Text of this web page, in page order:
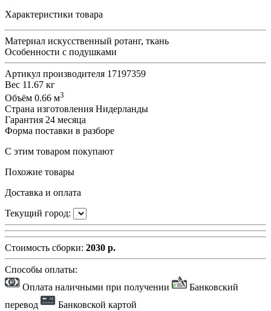
Характеристики товара
Материал искусственный ротанг, ткань
Особенности с подушками
Артикул производителя 17197359
Вес 11.67 кг
Объём 0.66 м3
Страна изготовления Нидерланды
Гарантия 24 месяца
Форма поставки в разборе
С этим товаром покупают
Похожие товары
Доставка и оплата
Текущий город:
Стоимость сборки: 2030 р.
Способы оплаты:
Оплата наличными при получении
Банковский
перевод
Банковской картой